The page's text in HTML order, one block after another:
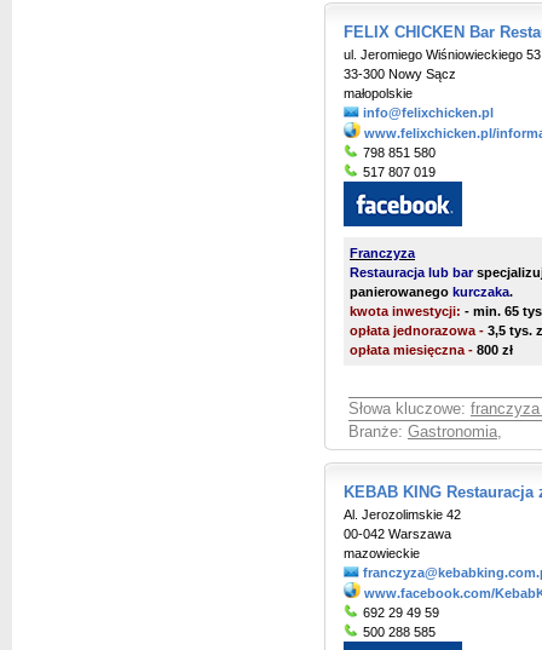
FELIX CHICKEN Bar
ul. Jeromiego Wiśniowieckiego 53
33-300 Nowy Sącz
małopolskie
info@felixchicken.pl
www.felixchicken.pl/
798 851 580
517 807 019
Franczyza
Restauracja lub bar
panierowanego kurczaka.
kwota inwestycji: - min. 65
opłata jednorazowa - 3,5 tys.
opłata miesięczna - 800 zł
Słowa kluczowe:
Branże: Gastronomia,
KEBAB KING
Al. Jerozolimskie 42
00-042 Warszawa
mazowieckie
www.facebook.com/
692 29 49 59
500 288 585